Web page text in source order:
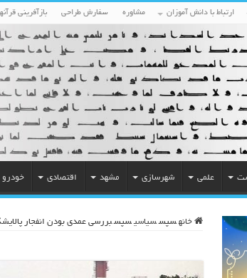
ارتباط با دانش آموزان مشاوره سفارش طراحی بازآفرینی
علمی شهرسازی مشهد اقتصادی خودرو
خانه سپس سیاسی سپس بررسی عمدی بودن انفجار پالایشگاه خانگیران